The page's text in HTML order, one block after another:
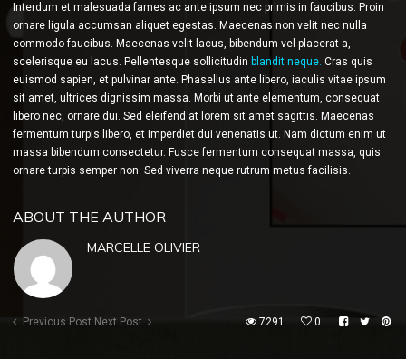
Interdum et malesuada fames ac ante ipsum nec primis in faucibus. Proin
ornare ligula accumsan aliquet egestas. Maecenas non velit nec nulla
commodo faucibus. Maecenas velit lacus, bibendum vel placerat a,
scelerisque eu lacus. Pellentesque sollicitudin blandit neque. Cras quis
euismod sapien, et pulvinar ante. Phasellus ante libero, iaculis vitae ipsum
sit amet, ultrices dignissim massa. Morbi ut ante elementum, consequat
libero nec, ornare dui. Sed eleifend at lorem sit amet sagittis. Maecenas
fermentum turpis libero, et imperdiet dui venenatis ut. Nam dictum enim ut
massa bibendum consectetur. Fusce fermentum consequat massa, quis
ornare turpis semper non. Sed viverra neque rutrum metus facilisis.
ABOUT THE AUTHOR
MARCELLE OLIVIER
Previous Post Next Post 7291 0